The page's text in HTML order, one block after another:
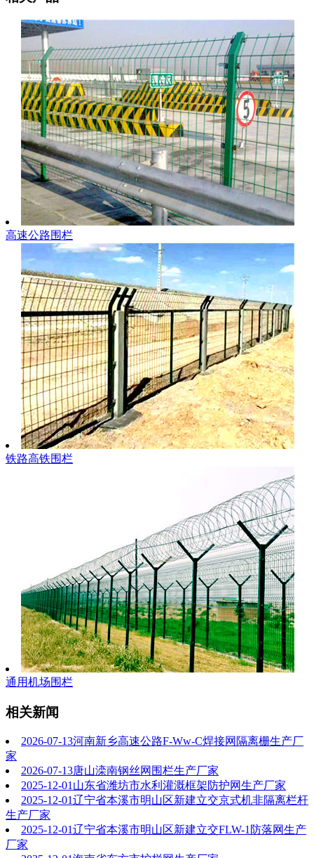
高速公路围栏
铁路高铁围栏
通用机场围栏
相关新闻
2026-07-13河南新乡高速公路F-Ww-C焊接网隔离栅生产厂
家
2026-07-13唐山滦南钢丝网围栏生产厂家
2025-12-01 山东省潍坊市水利灌溉框架防护网生产厂家
2025-12-01辽宁省本溪市明山区新建立交京式机非隔离栏杆
生产厂家
2025-12-01辽宁省本溪市明山区新建立交FLW-1防落网生产
厂家